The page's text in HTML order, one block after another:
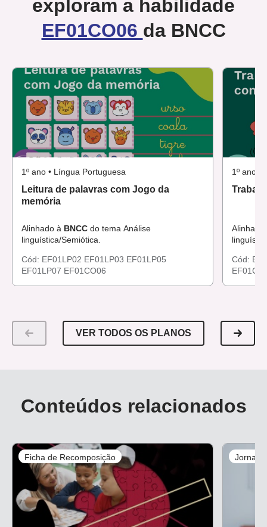
exploram a habilidade
EF01CO06 da BNCC
1º ano • Língua Portuguesa
Leitura de palavras com Jogo da
memória
Alinhado à BNCC do tema Análise
linguística/Semiótica.
Cód: EF01LP02 EF01LP03 EF01LP05
EF01LP07 EF01CO06
1º ano •
Cód:
VER TODOS OS PLANOS
Conteúdos relacionados
Ficha de Recomposição